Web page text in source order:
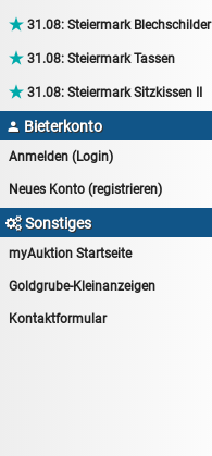
14.08:Tiernahrung/Zubehör
14.08:1€ Totalabverkauf
15.08:Lebensmittel/Wein
15.08:Drogerie/Kosmetik
 31.08: Steiermark Blechschilder
 31.08: Steiermark Tassen
 31.08: Steiermark Sitzkissen II
 Bieterkonto
Anmelden (Login)
Neues Konto (registrieren)
Sonstiges
myAuktion Startseite
Goldgrube-Kleinanzeigen
Kontaktformular